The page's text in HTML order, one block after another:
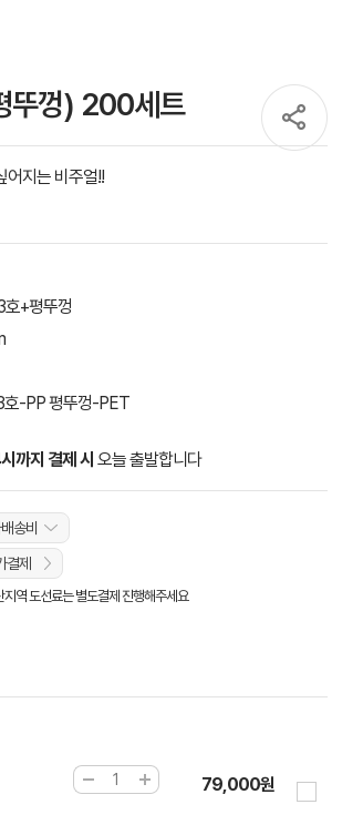
뚜껑) 200세트
어지는 비주얼!!
호+평뚜껑
호-PP 평뚜껑-PET
까지 결제 시 오늘 출발합니다
송비
결제
역 도선료는 별도결제 진행해주세요
79,000원